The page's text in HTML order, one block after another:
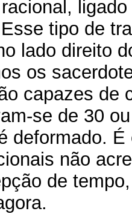
tipo de
lado direito
os
capazes de
se de 30
deformado.
não
de